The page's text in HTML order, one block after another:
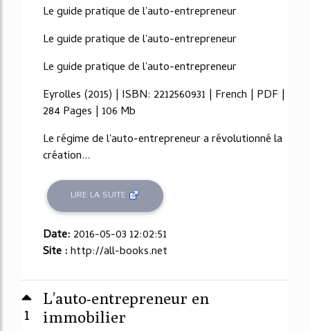
Le guide pratique de l'auto-entrepreneur
Le guide pratique de l'auto-entrepreneur
Le guide pratique de l'auto-entrepreneur
Eyrolles (2015) | ISBN: 2212560931 | French | PDF |
284 Pages | 106 Mb
Le régime de l'auto-entrepreneur a révolutionné la
création...
LIRE LA SUITE
Date: 2016-05-03 12:02:51
Site :http://all-books.net
1
L’auto-entrepreneur en
immobilier